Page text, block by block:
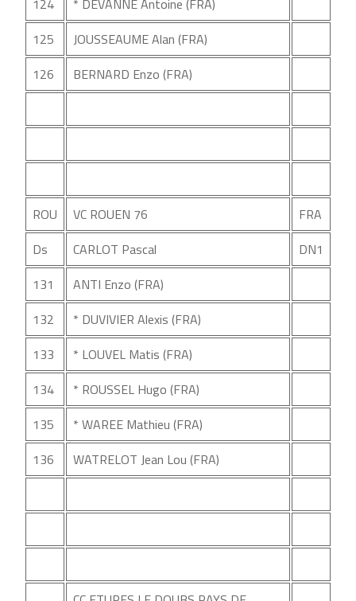
124
* DEVANNE Antoine (FRA)
125
JOUSSEAUME Alan (FRA)
126
BERNARD Enzo (FRA)
ROU VC ROUEN 76
FRA
Ds
CARLOT Pascal
DN1
131
ANTI Enzo (FRA)
132
* DUVIVIER Alexis (FRA)
133
* LOUVEL Matis (FRA)
134
* ROUSSEL Hugo (FRA)
135
* WAREE Mathieu (FRA)
136
WATRELOT Jean Lou (FRA)